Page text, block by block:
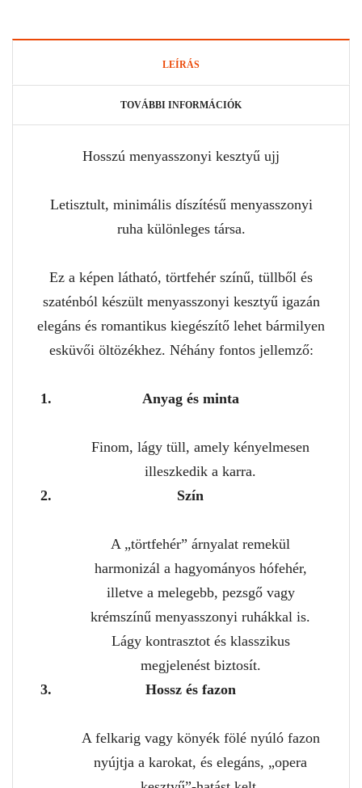
LEÍRÁS
TOVÁBBI INFORMÁCIÓK
Hosszú menyasszonyi kesztyű ujj
Letisztult, minimális díszítésű menyasszonyi
ruha különleges társa.
Ez a képen látható, törtfehér színű, tüllből és
szaténból készült menyasszonyi kesztyű igazán
elegáns és romantikus kiegészítő lehet bármilyen
esküvői öltözékhez. Néhány fontos jellemző:
Anyag és minta
Finom, lágy tüll, amely kényelmesen
illeszkedik a karra.
Szín
A „törtfehér” árnyalat remekül
harmonizál a hagyományos hófehér,
illetve a melegebb, pezsgő vagy
krémszínű menyasszonyi ruhákkal is.
Lágy kontrasztot és klasszikus
megjelenést biztosít.
Hossz és fazon
A felkarig vagy könyék fölé nyúló fazon
nyújtja a karokat, és elegáns, „opera